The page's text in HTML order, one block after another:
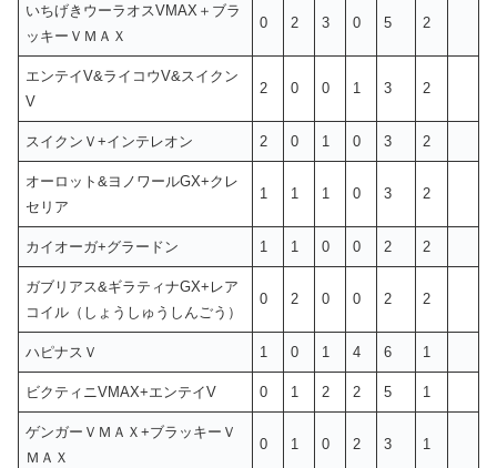
いちげきウーラオスVMAX＋ブラ
ッキーＶＭＡＸ
0 2 3 0 5 2
エンテイV&ライコウV&スイクン
V
2 0 0 1 3 2
スイクンＶ+インテレオン 2 0 1 0 3 2
オーロット&ヨノワールGX+クレ
セリア
1 1 1 0 3 2
カイオーガ+グラードン 1 1 0 0 2 2
ガブリアス&ギラティナGX+レア
コイル（しょうしゅうしんごう）
0 2 0 0 2 2
ハピナスＶ 1 0 1 4 6 1
ビクティニVMAX+エンテイV 0 1 2 2 5 1
ゲンガーＶＭＡＸ+ブラッキーＶ
ＭＡＸ
0 1 0 2 3 1